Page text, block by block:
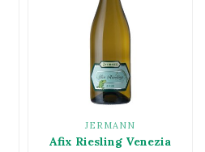
JERMANN
Afix Riesling Venezia